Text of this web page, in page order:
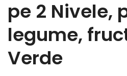
pe 2 Nivele,
legume,
Verde